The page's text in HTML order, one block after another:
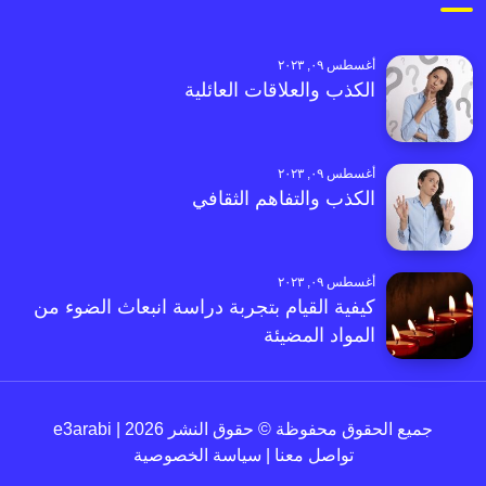
أغسطس ٠٩, ٢٠٢٣
الكذب والعلاقات العائلية
أغسطس ٠٩, ٢٠٢٣
الكذب والتفاهم الثقافي
أغسطس ٠٩, ٢٠٢٣
كيفية القيام بتجربة دراسة انبعاث الضوء من
المواد المضيئة
جميع الحقوق محفوظة © حقوق النشر 2026 | e3arabi
تواصل معنا
سياسة الخصوصية